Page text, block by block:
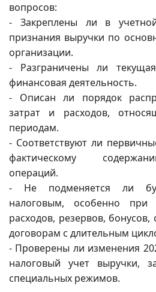
вопросов:
- Закреплены ли в
признания выручки по
организации.
- Разграничены ли
финансовая деятельность.
- Описан ли порядок
затрат и расходов,
периодам.
- Соответствуют ли
фактическому
операций.
- Не подменяется ли
налоговым, особенно при
расходов, резервов,
договорам с длительным
- Проверены ли изменения
налоговый учет выручки,
специальных режимов.